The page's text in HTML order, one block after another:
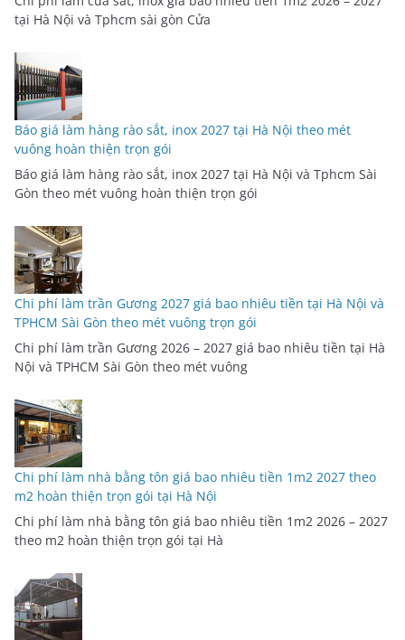
tại Hà Nội và Tphcm sài gòn Cửa
Báo giá làm hàng rào sắt, inox 2027 tại Hà Nội theo mét
vuông hoàn thiện trọn gói
Báo giá làm hàng rào sắt, inox 2027 tại Hà Nội và Tphcm Sài
Gòn theo mét vuông hoàn thiện trọn gói
Chi phí làm trần Gương 2027 giá bao nhiêu tiền tại Hà Nội và
TPHCM Sài Gòn theo mét vuông trọn gói
Chi phí làm trần Gương 2026 – 2027 giá bao nhiêu tiền tại Hà
Nội và TPHCM Sài Gòn theo mét vuông
Chi phí làm nhà bằng tôn giá bao nhiêu tiền 1m2 2027 theo
m2 hoàn thiện trọn gói tại Hà Nội
Chi phí làm nhà bằng tôn giá bao nhiêu tiền 1m2 2026 – 2027
theo m2 hoàn thiện trọn gói tại Hà